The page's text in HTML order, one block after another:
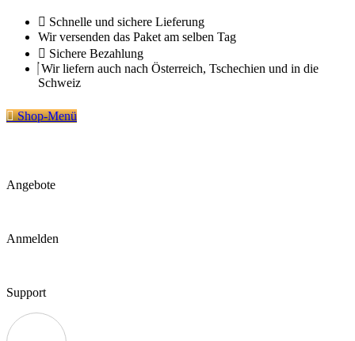
Zum
Inhalt
springen
Schnelle und sichere Lieferung
Wir versenden das Paket am selben Tag
Sichere Bezahlung
Wir liefern auch nach Österreich, Tschechien und in die
Schweiz
Shop-Menü
Angebote
Anmelden
Support